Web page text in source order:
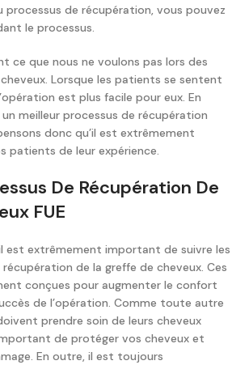
processus de récupération, vous pouvez
le processus.
ce que nous ne voulons pas lors des
Lorsque les patients se sentent
est plus facile pour eux. En
meilleur processus de récupération
donc qu’il est extrêmement
patients de leur expérience.
De Récupération De
FUE
est extrêmement important de suivre les
de la greffe de cheveux. Ces
conçues pour augmenter le confort
de l’opération. Comme toute autre
prendre soin de leurs cheveux
de protéger vos cheveux et
En outre, il est toujours